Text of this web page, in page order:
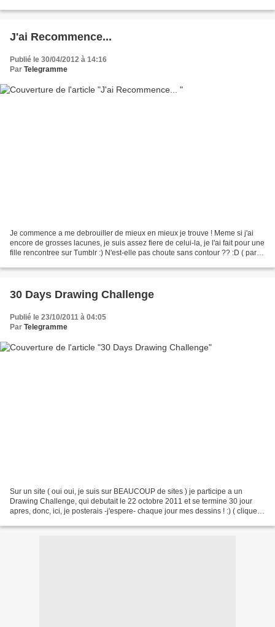
J'ai Recommence...
Publié le 30/04/2012 à 14:16
Par Telegramme
Je commence a me debrouiller de mieux en mieux je trouve ! Meme si j'ai
encore de grosses lacunes, je suis assez fiere de celui-la, je l'ai fait pour une
fille rencontree sur Tumblr :) N'est-elle pas choute sans contour ?? :D ( par
30 Days Drawing Challenge
Publié le 23/10/2011 à 04:05
Par Telegramme
Sur un site ( oui oui, je suis sur BEAUCOUP de sites ) je participe a un
Drawing Challenge, qui debutait le 22 octobre 2011 et se termine 30 jour
apres, donc, ici, je posterais -j'espere- chaque jour mes dessins ! :) ( cliquez